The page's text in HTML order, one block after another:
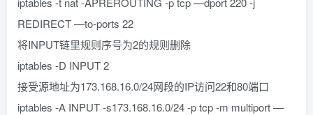
REDIRECT —to-ports 22
将INPUT链里规则序号为2的规则删除
iptables -D INPUT 2
接受源地址为173.168.16.0/24网段的IP访问22和80端口
iptables -A INPUT -s173.168.16.0/24 -p tcp -m multiport —